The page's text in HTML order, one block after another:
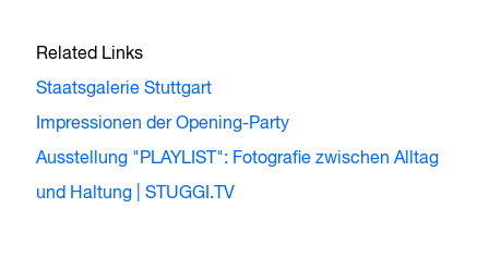
Related Links
Staatsgalerie Stuttgart
Impressionen der Opening-Party
Ausstellung "PLAYLIST": Fotografie zwischen Alltag
und Haltung | STUGGI.TV